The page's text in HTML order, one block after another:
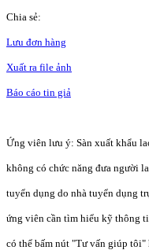
Chia sẻ:
Lưu đơn hàng
Xuất ra file ảnh
Báo cáo tin giả
Ứng viên lưu ý: Sàn xuất khẩu
không có chức năng đưa người
tuyển dụng do nhà tuyển dụng
ứng viên cần tìm hiểu kỹ thông
có thể bấm nút "Tư vấn giúp tôi"